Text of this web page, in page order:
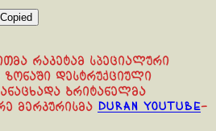
Copied
რაკეტამ სპეციალური
დესტრუქციული
ბრიტანელმა
მერკურისმა Duran YouTube-